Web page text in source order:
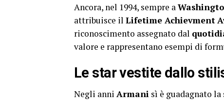
Ancora, nel 1994, sempre a
attribuisce il Lifetime Achievment
riconoscimento assegnato dal
valore e rappresentano esempi di
Le star vestite dallo
Negli anni Armani sì è guadagnato